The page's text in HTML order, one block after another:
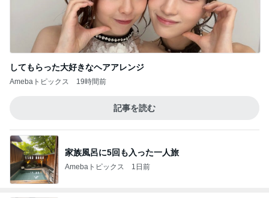
してもらった大好きなヘアアレンジ
Amebaトピックス 19時間前
記事を読む
家族風呂に5回も入った一人旅
Amebaトピックス 1日前